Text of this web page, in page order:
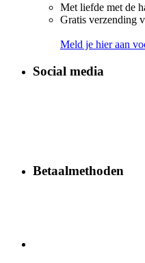
Met liefde met de
Gratis verzending
Meld je hier aan
Social media
Betaalmethoden